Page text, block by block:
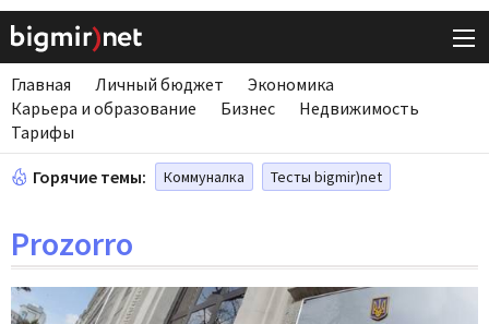
Главная Личный бюджет
Экономика
Карьера и образование
Бизнес
Недвижимость
Тарифы
Горячие темы: Коммуналка Тесты bigmir)net
Prozorro